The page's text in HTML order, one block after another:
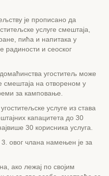
је прописано да
услуге смештаја,
пића и напитака у
радиности и сеоског
домаћинства угоститељ може
смештаја на отвореном у
за камповање.
услуге из ставa
капацитета до 30
30 корисника услуга.
овог члана намењен је за
ако лежај по својим